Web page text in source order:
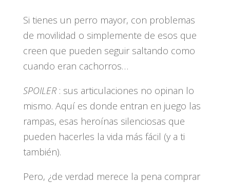
Si tienes un perro mayor, con problemas
de movilidad o simplemente de esos que
creen que pueden seguir saltando como
cuando eran cachorros…
SPOILER : sus articulaciones no opinan lo
mismo. Aquí es donde entran en juego las
rampas, esas heroínas silenciosas que
pueden hacerles la vida más fácil (y a ti
también).
Pero, ¿de verdad merece la pena comprar